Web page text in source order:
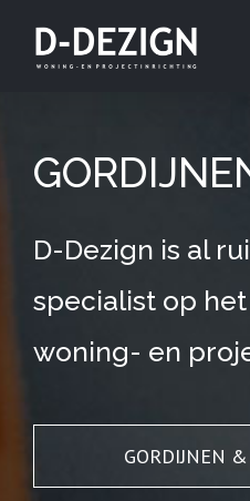
D-Dezign is al
specialist op
woning- en
GORDIJNEN